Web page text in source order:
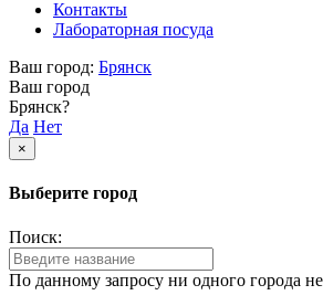
Контакты
Лабораторная посуда
Ваш город: Брянск
Ваш город
Брянск?
Да Нет
×
Выберите город
Поиск:
По данному запросу ни одного города